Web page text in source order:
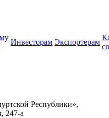
Инвесторам Экспортерам
Республики»,
247-а